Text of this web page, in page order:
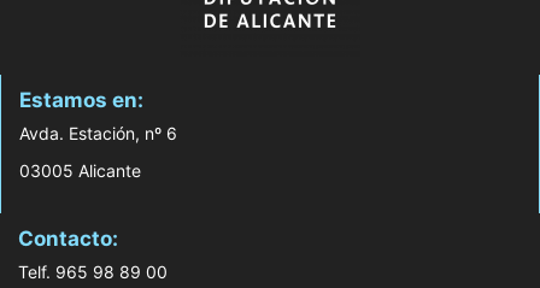
Estamos en:
Avda. Estación, nº 6
03005 Alicante
Contacto:
Telf. 965 98 89 00